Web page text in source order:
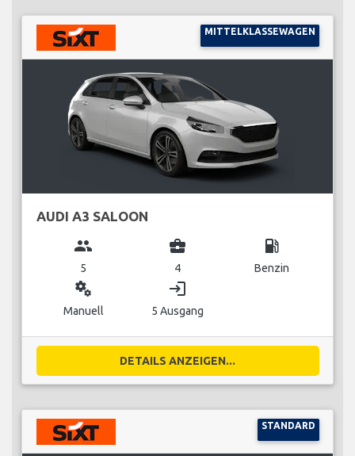
MITTELKLASSEWAGEN
AUDI A3 SALOON
group
5
business_center
4
local_gas_station
Benzin
miscellaneous_services
Manuell
login
5 Ausgang
DETAILS ANZEIGEN...
STANDARD